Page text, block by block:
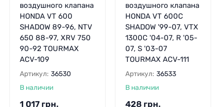
воздушного клапана
HONDA VT 600
SHADOW 89-96, NTV
650 88-97, XRV 750
90-92 TOURMAX
ACV-109
Артикул: 36530
В наличии
1 017 грн.
воздушного клапана
HONDA VT 600C
SHADOW '99-07, VTX
1300C '04-07, R '05-
07, S '03-07
TOURMAX ACV-111
Артикул: 36533
В наличии
428 грн.